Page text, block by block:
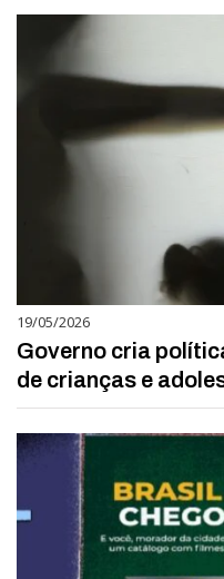
19/05/2026
Governo cria
de crianças e